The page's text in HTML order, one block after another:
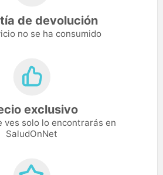
de devolución
no se ha consumido
exclusivo
ves solo lo encontrarás en
SaludOnNet